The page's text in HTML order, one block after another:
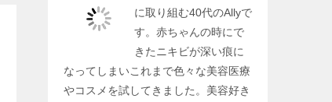
に取り組む40代のAllyで
す。赤ちゃんの時にで
きたニキビが深い痕に
なってしまいこれまで色々な美容医療
やコスメを試してきました。美容好き